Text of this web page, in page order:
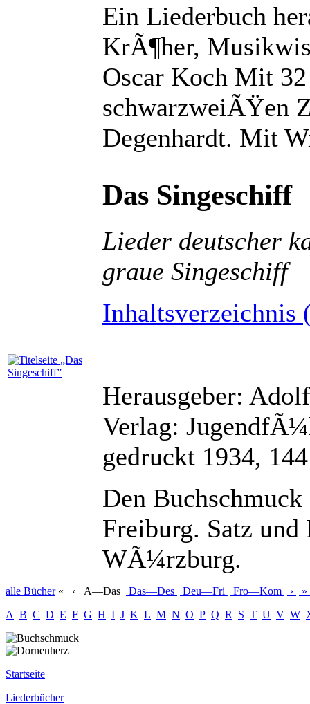
Ein Liederbuch
KrÃ¶her,
Oscar Koch Mit
schwarzweiÃŸen
Degenhardt. Mit
Das Singeschiff
Lieder deutscher
graue Singeschiff
Inhaltsverzeichnis
Herausgeber:
Verlag:
gedruckt 1934,
Den
Freiburg. Satz
WÃ¼rzburg.
alle Bücher« ‹ A—Das Das—Des Deu—Fri Fro—Kom ›
»
A B C D E F G H I J K L M N O P Q R S T U V W
Startseite
Liederbücher